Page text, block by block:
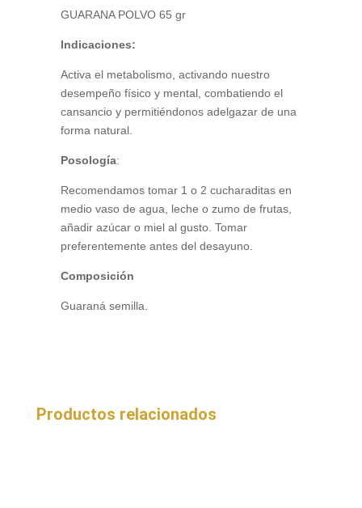
GUARANA POLVO 65 gr
Indicaciones:
Activa el metabolismo, activando nuestro
desempeño físico y mental, combatiendo el
cansancio y permitiéndonos adelgazar de una
forma natural.
Posología:
Recomendamos tomar 1 o 2 cucharaditas en
medio vaso de agua, leche o zumo de frutas,
añadir azúcar o miel al gusto. Tomar
preferentemente antes del desayuno.
Composición
Guaraná semilla.
Productos relacionados